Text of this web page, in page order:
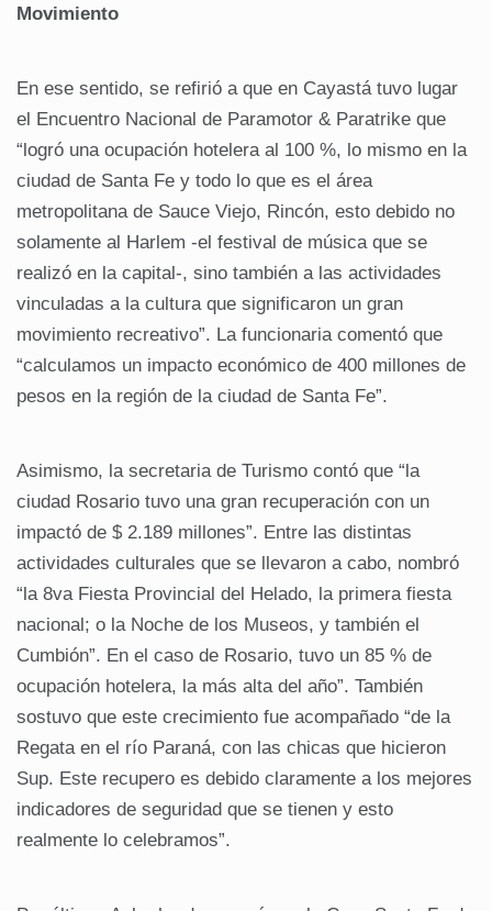
Movimiento
En ese sentido, se refirió a que en Cayastá tuvo lugar
el Encuentro Nacional de Paramotor & Paratrike que
“logró una ocupación hotelera al 100 %, lo mismo en la
ciudad de Santa Fe y todo lo que es el área
metropolitana de Sauce Viejo, Rincón, esto debido no
solamente al Harlem -el festival de música que se
realizó en la capital-, sino también a las actividades
vinculadas a la cultura que significaron un gran
movimiento recreativo”. La funcionaria comentó que
“calculamos un impacto económico de 400 millones de
pesos en la región de la ciudad de Santa Fe”.
Asimismo, la secretaria de Turismo contó que “la
ciudad Rosario tuvo una gran recuperación con un
impactó de $ 2.189 millones”. Entre las distintas
actividades culturales que se llevaron a cabo, nombró
“la 8va Fiesta Provincial del Helado, la primera fiesta
nacional; o la Noche de los Museos, y también el
Cumbión”. En el caso de Rosario, tuvo un 85 % de
ocupación hotelera, la más alta del año”. También
sostuvo que este crecimiento fue acompañado “de la
Regata en el río Paraná, con las chicas que hicieron
Sup. Este recupero es debido claramente a los mejores
indicadores de seguridad que se tienen y esto
realmente lo celebramos”.